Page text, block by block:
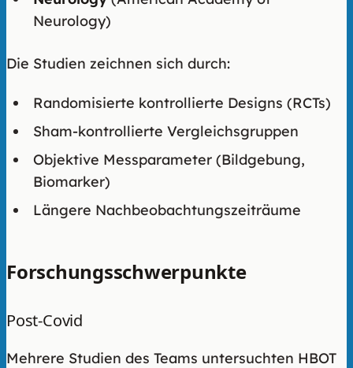
Neurology)
Die Studien zeichnen sich durch:
Randomisierte kontrollierte Designs (RCTs)
Sham-kontrollierte Vergleichsgruppen
Objektive Messparameter (Bildgebung,
Biomarker)
Längere Nachbeobachtungszeiträume
Forschungsschwerpunkte
Post-Covid
Mehrere Studien des Teams untersuchten HBOT